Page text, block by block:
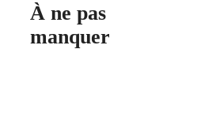
À ne pas
manquer